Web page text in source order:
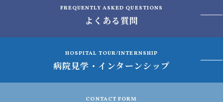
FREQUENTLY ASKED QUESTIONS
よくある質問
HOSPITAL TOUR/INTERNSHIP
病院見学・インターンシップ
CONTACT FORM